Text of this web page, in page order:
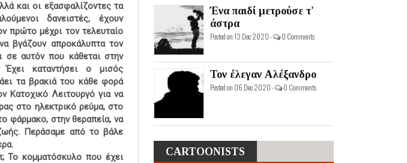
και οι εξασφαλίζοντες τα
δανειστές, έχουν
πρώτο μέχρι τον τελευταίο
βγάζουν απροκάλυπτα τον
σε αυτόν που κάθεται στην
Έχει καταντήσει ο μισός
τα βρακιά του κάθε φορά
Κατοχικό Λειτουργό για να
στο ηλεκτρικό ρεύμα, στο
φάρμακο, στην θεραπεία, να
Περάσαμε από το βάλε
Το κομματόσκυλο που έχει
Ένα παιδί μετρούσε τ'
άστρα
Posted on 13 Dec 2020 - 0 Comments
Τον έλεγαν Αλέξανδρο
Posted on 06 Dec 2020 - 0 Comments
CARTOONISTS